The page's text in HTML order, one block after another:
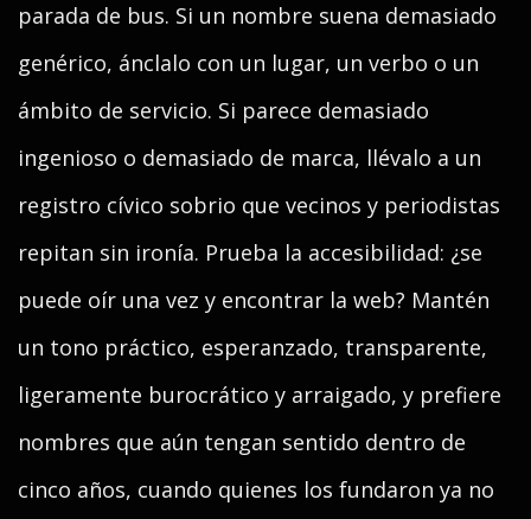
parada de bus. Si un nombre suena demasiado
genérico, ánclalo con un lugar, un verbo o un
ámbito de servicio. Si parece demasiado
ingenioso o demasiado de marca, llévalo a un
registro cívico sobrio que vecinos y periodistas
repitan sin ironía. Prueba la accesibilidad: ¿se
puede oír una vez y encontrar la web? Mantén
un tono práctico, esperanzado, transparente,
ligeramente burocrático y arraigado, y prefiere
nombres que aún tengan sentido dentro de
cinco años, cuando quienes los fundaron ya no